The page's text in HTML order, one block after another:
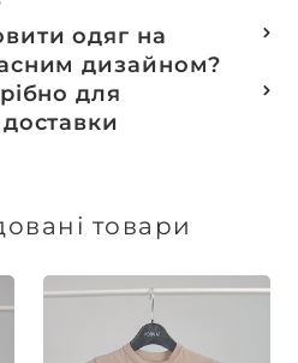
одяг на
дизайном?
на розробці колекцій
процес включає підбір
дизай та
готового виробу.
для
замовлень
товари